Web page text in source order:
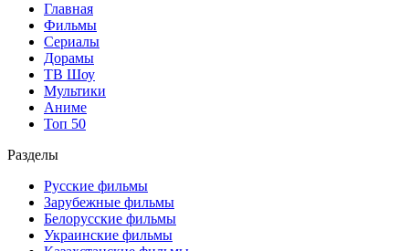
Главная
Фильмы
Сериалы
Дорамы
ТВ Шоу
Мультики
Аниме
Топ 50
Разделы
Русские фильмы
Зарубежные фильмы
Белорусские фильмы
Украинские фильмы